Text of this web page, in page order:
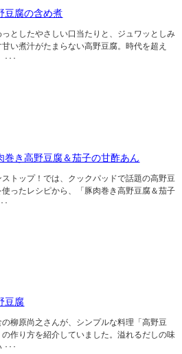
豆腐の含め煮
っとしたやさしい口当たりと、ジュワッとしみ
甘い煮汁がたまらない高野豆腐。時代を超え
･･･
巻き高野豆腐＆茄子の甘酢あん
ストップ！では、クックパッドで話題の高野豆
使ったレシピから、「豚肉巻き高野豆腐＆茄子
･
豆腐
の柳原尚之さんが、シンプルな料理「高野豆
の作り方を紹介していました。溢れるだしの味
･･･